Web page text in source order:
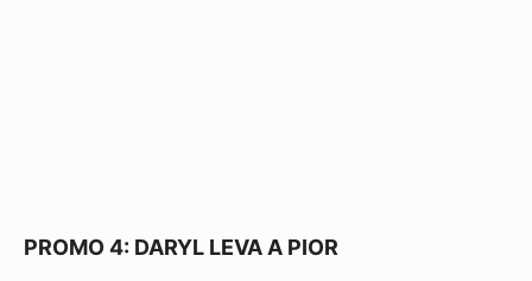
PROMO 4: DARYL LEVA A PIOR